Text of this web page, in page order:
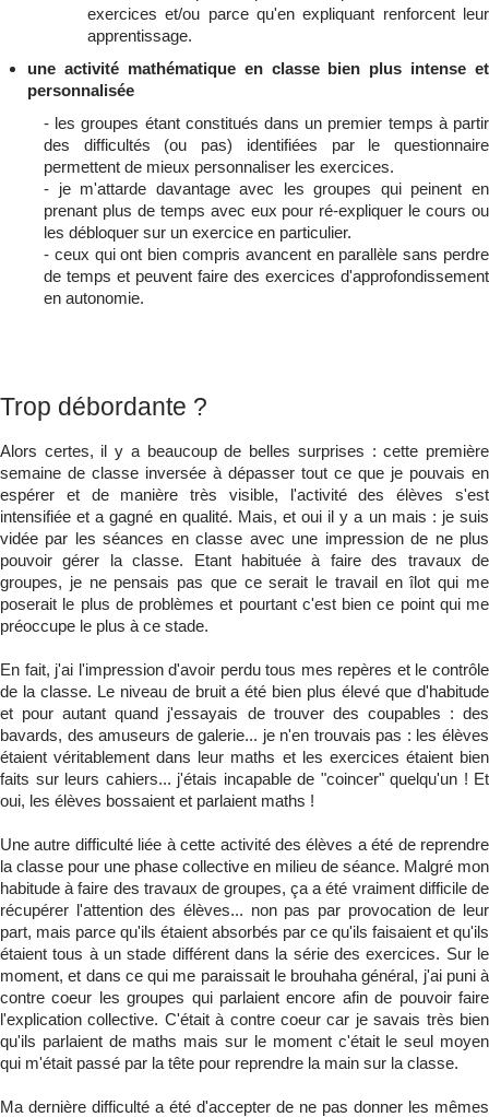
exercices et/ou parce qu'en expliquant renforcent leur
apprentissage.
une activité mathématique en classe bien plus intense et
personnalisée
- les groupes étant constitués dans un premier temps à partir
des difficultés (ou pas) identifiées par le questionnaire
permettent de mieux personnaliser les exercices.
- je m'attarde davantage avec les groupes qui peinent en
prenant plus de temps avec eux pour ré-expliquer le cours ou
les débloquer sur un exercice en particulier.
- ceux qui ont bien compris avancent en parallèle sans perdre
de temps et peuvent faire des exercices d'approfondissement
en autonomie.
Trop débordante ?
Alors certes, il y a beaucoup de belles surprises : cette première
semaine de classe inversée à dépasser tout ce que je pouvais en
espérer et de manière très visible, l'activité des élèves s'est
intensifiée et a gagné en qualité. Mais, et oui il y a un mais : je suis
vidée par les séances en classe avec une impression de ne plus
pouvoir gérer la classe. Etant habituée à faire des travaux de
groupes, je ne pensais pas que ce serait le travail en îlot qui me
poserait le plus de problèmes et pourtant c'est bien ce point qui me
préoccupe le plus à ce stade.
En fait, j'ai l'impression d'avoir perdu tous mes repères et le contrôle
de la classe. Le niveau de bruit a été bien plus élevé que d'habitude
et pour autant quand j'essayais de trouver des coupables : des
bavards, des amuseurs de galerie... je n'en trouvais pas : les élèves
étaient véritablement dans leur maths et les exercices étaient bien
faits sur leurs cahiers... j'étais incapable de "coincer" quelqu'un ! Et
oui, les élèves bossaient et parlaient maths !
Une autre difficulté liée à cette activité des élèves a été de reprendre
la classe pour une phase collective en milieu de séance. Malgré mon
habitude à faire des travaux de groupes, ça a été vraiment difficile de
récupérer l'attention des élèves... non pas par provocation de leur
part, mais parce qu'ils étaient absorbés par ce qu'ils faisaient et qu'ils
étaient tous à un stade différent dans la série des exercices. Sur le
moment, et dans ce qui me paraissait le brouhaha général, j'ai puni à
contre coeur les groupes qui parlaient encore afin de pouvoir faire
l'explication collective. C'était à contre coeur car je savais très bien
qu'ils parlaient de maths mais sur le moment c'était le seul moyen
qui m'était passé par la tête pour reprendre la main sur la classe.
Ma dernière difficulté a été d'accepter de ne pas donner les mêmes